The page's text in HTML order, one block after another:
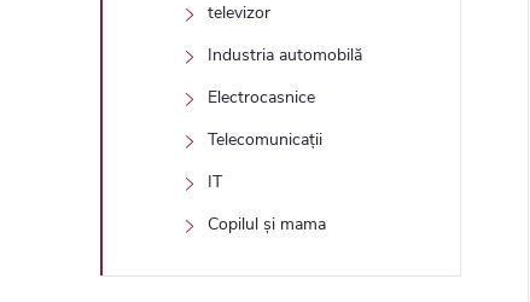
televizor
Industria automobilă
Electrocasnice
Telecomunicații
IT
Copilul și mama